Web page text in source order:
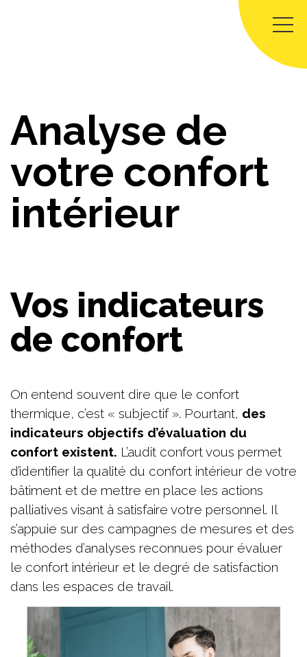
Analyse de
votre confort
intérieur
Vos indicateurs
de confort
On entend souvent dire que le confort
thermique, c’est « subjectif ». Pourtant, des
indicateurs objectifs d’évaluation du
confort existent. L’audit confort vous permet
d’identifier la qualité du confort intérieur de votre
bâtiment et de mettre en place les actions
palliatives visant à satisfaire votre personnel. Il
s’appuie sur des campagnes de mesures et des
méthodes d’analyses reconnues pour évaluer
le confort intérieur et le degré de satisfaction
dans les espaces de travail.